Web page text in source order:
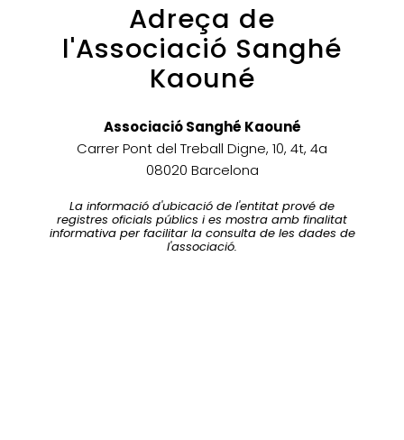
Adreça de
l'Associació Sanghé
Kaouné
Associació Sanghé Kaouné
Carrer Pont del Treball Digne, 10, 4t, 4a
08020 Barcelona
La informació d'ubicació de l'entitat prové de
registres oficials públics i es mostra amb finalitat
informativa per facilitar la consulta de les dades de
l'associació.